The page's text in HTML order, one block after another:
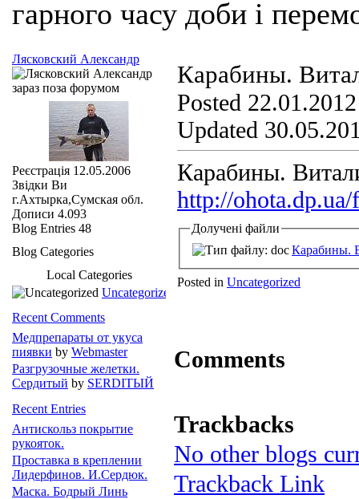
гарного часу доби і
Карабины.
Posted
Updated
Карабины.
http://
Долучені файли
Карабины.
Posted in Uncategorized
Comments
Trackbacks
No other blogs
Trackback Link
Лясковский Александр
Реєстрація 12.05.2006
Звідки Ви
г.Ахтырка,Сумская обл.
Дописи 4.093
Blog Entries 48
Blog Categories
Local Categories
Uncategorized
Recent Comments
Медпрепараты от укуса
пиявки by Webmaster
Разгрузочные желетки.
Сердитый by SERDIТЫЙ
Recent Entries
Антискольз покрытие
рукояток.
Проставка в креплении
Лидерфинов. И.Сердюк.
Маска. Бодрый Линь